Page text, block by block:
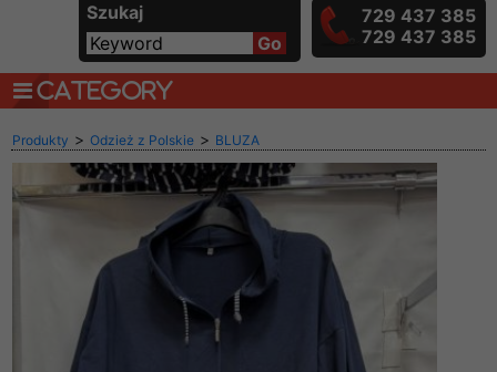
Szukaj
729 437 385
729 437 385
CATEGORY
Produkty > Odzież z Polskie > BLUZA